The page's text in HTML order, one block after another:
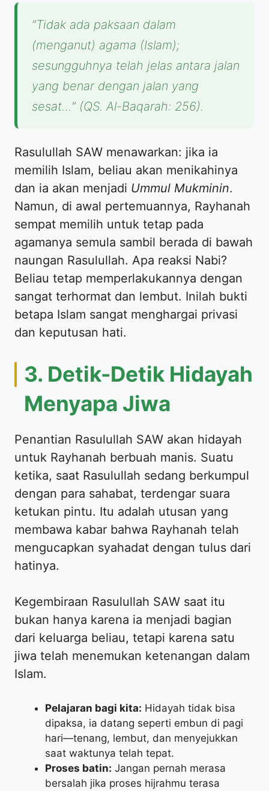
​”Tidak ada paksaan dalam
(menganut) agama (Islam);
sesungguhnya telah jelas antara jalan
yang benar dengan jalan yang
sesat…” (QS. Al-Baqarah: 256).
​Rasulullah SAW menawarkan: jika ia
memilih Islam, beliau akan menikahinya
dan ia akan menjadi Ummul Mukminin.
Namun, di awal pertemuannya, Rayhanah
sempat memilih untuk tetap pada
agamanya semula sambil berada di bawah
naungan Rasulullah. Apa reaksi Nabi?
Beliau tetap memperlakukannya dengan
sangat terhormat dan lembut. Inilah bukti
betapa Islam sangat menghargai privasi
dan keputusan hati.
​3. Detik-Detik Hidayah
Menyapa Jiwa
​Penantian Rasulullah SAW akan hidayah
untuk Rayhanah berbuah manis. Suatu
ketika, saat Rasulullah sedang berkumpul
dengan para sahabat, terdengar suara
ketukan pintu. Itu adalah utusan yang
membawa kabar bahwa Rayhanah telah
mengucapkan syahadat dengan tulus dari
hatinya.
​Kegembiraan Rasulullah SAW saat itu
bukan hanya karena ia menjadi bagian
dari keluarga beliau, tetapi karena satu
jiwa telah menemukan ketenangan dalam
Islam.
Pelajaran bagi kita: Hidayah tidak bisa
dipaksa, ia datang seperti embun di pagi
hari—tenang, lembut, dan menyejukkan
saat waktunya telah tepat.
Proses batin: Jangan pernah merasa
bersalah jika proses hijrahmu terasa